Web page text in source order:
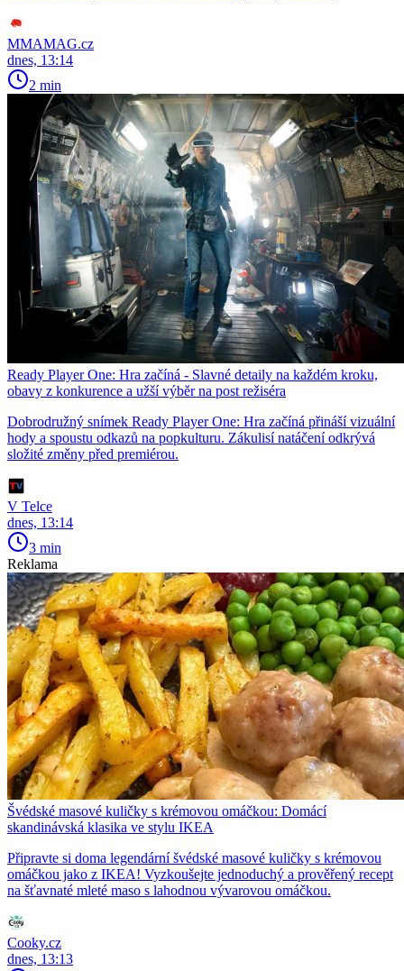
MMAMAG.cz
dnes, 13:14
2 min
Ready Player One: Hra začíná - Slavné detaily na každém kroku,
obavy z konkurence a užší výběr na post režiséra
Dobrodružný snímek Ready Player One: Hra začíná přináší vizuální
hody a spoustu odkazů na popkulturu. Zákulisí natáčení odkrývá
složité změny před premiérou.
V Telce
dnes, 13:14
3 min
Reklama
Švédské masové kuličky s krémovou omáčkou: Domácí
skandinávská klasika ve stylu IKEA
Připravte si doma legendární švédské masové kuličky s krémovou
omáčkou jako z IKEA! Vyzkoušejte jednoduchý a prověřený recept
na šťavnaté mleté maso s lahodnou vývarovou omáčkou.
Cooky.cz
dnes, 13:13